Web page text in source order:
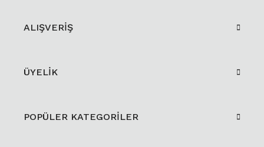
ALIŞVERİŞ
ÜYELİK
POPÜLER KATEGORİLER